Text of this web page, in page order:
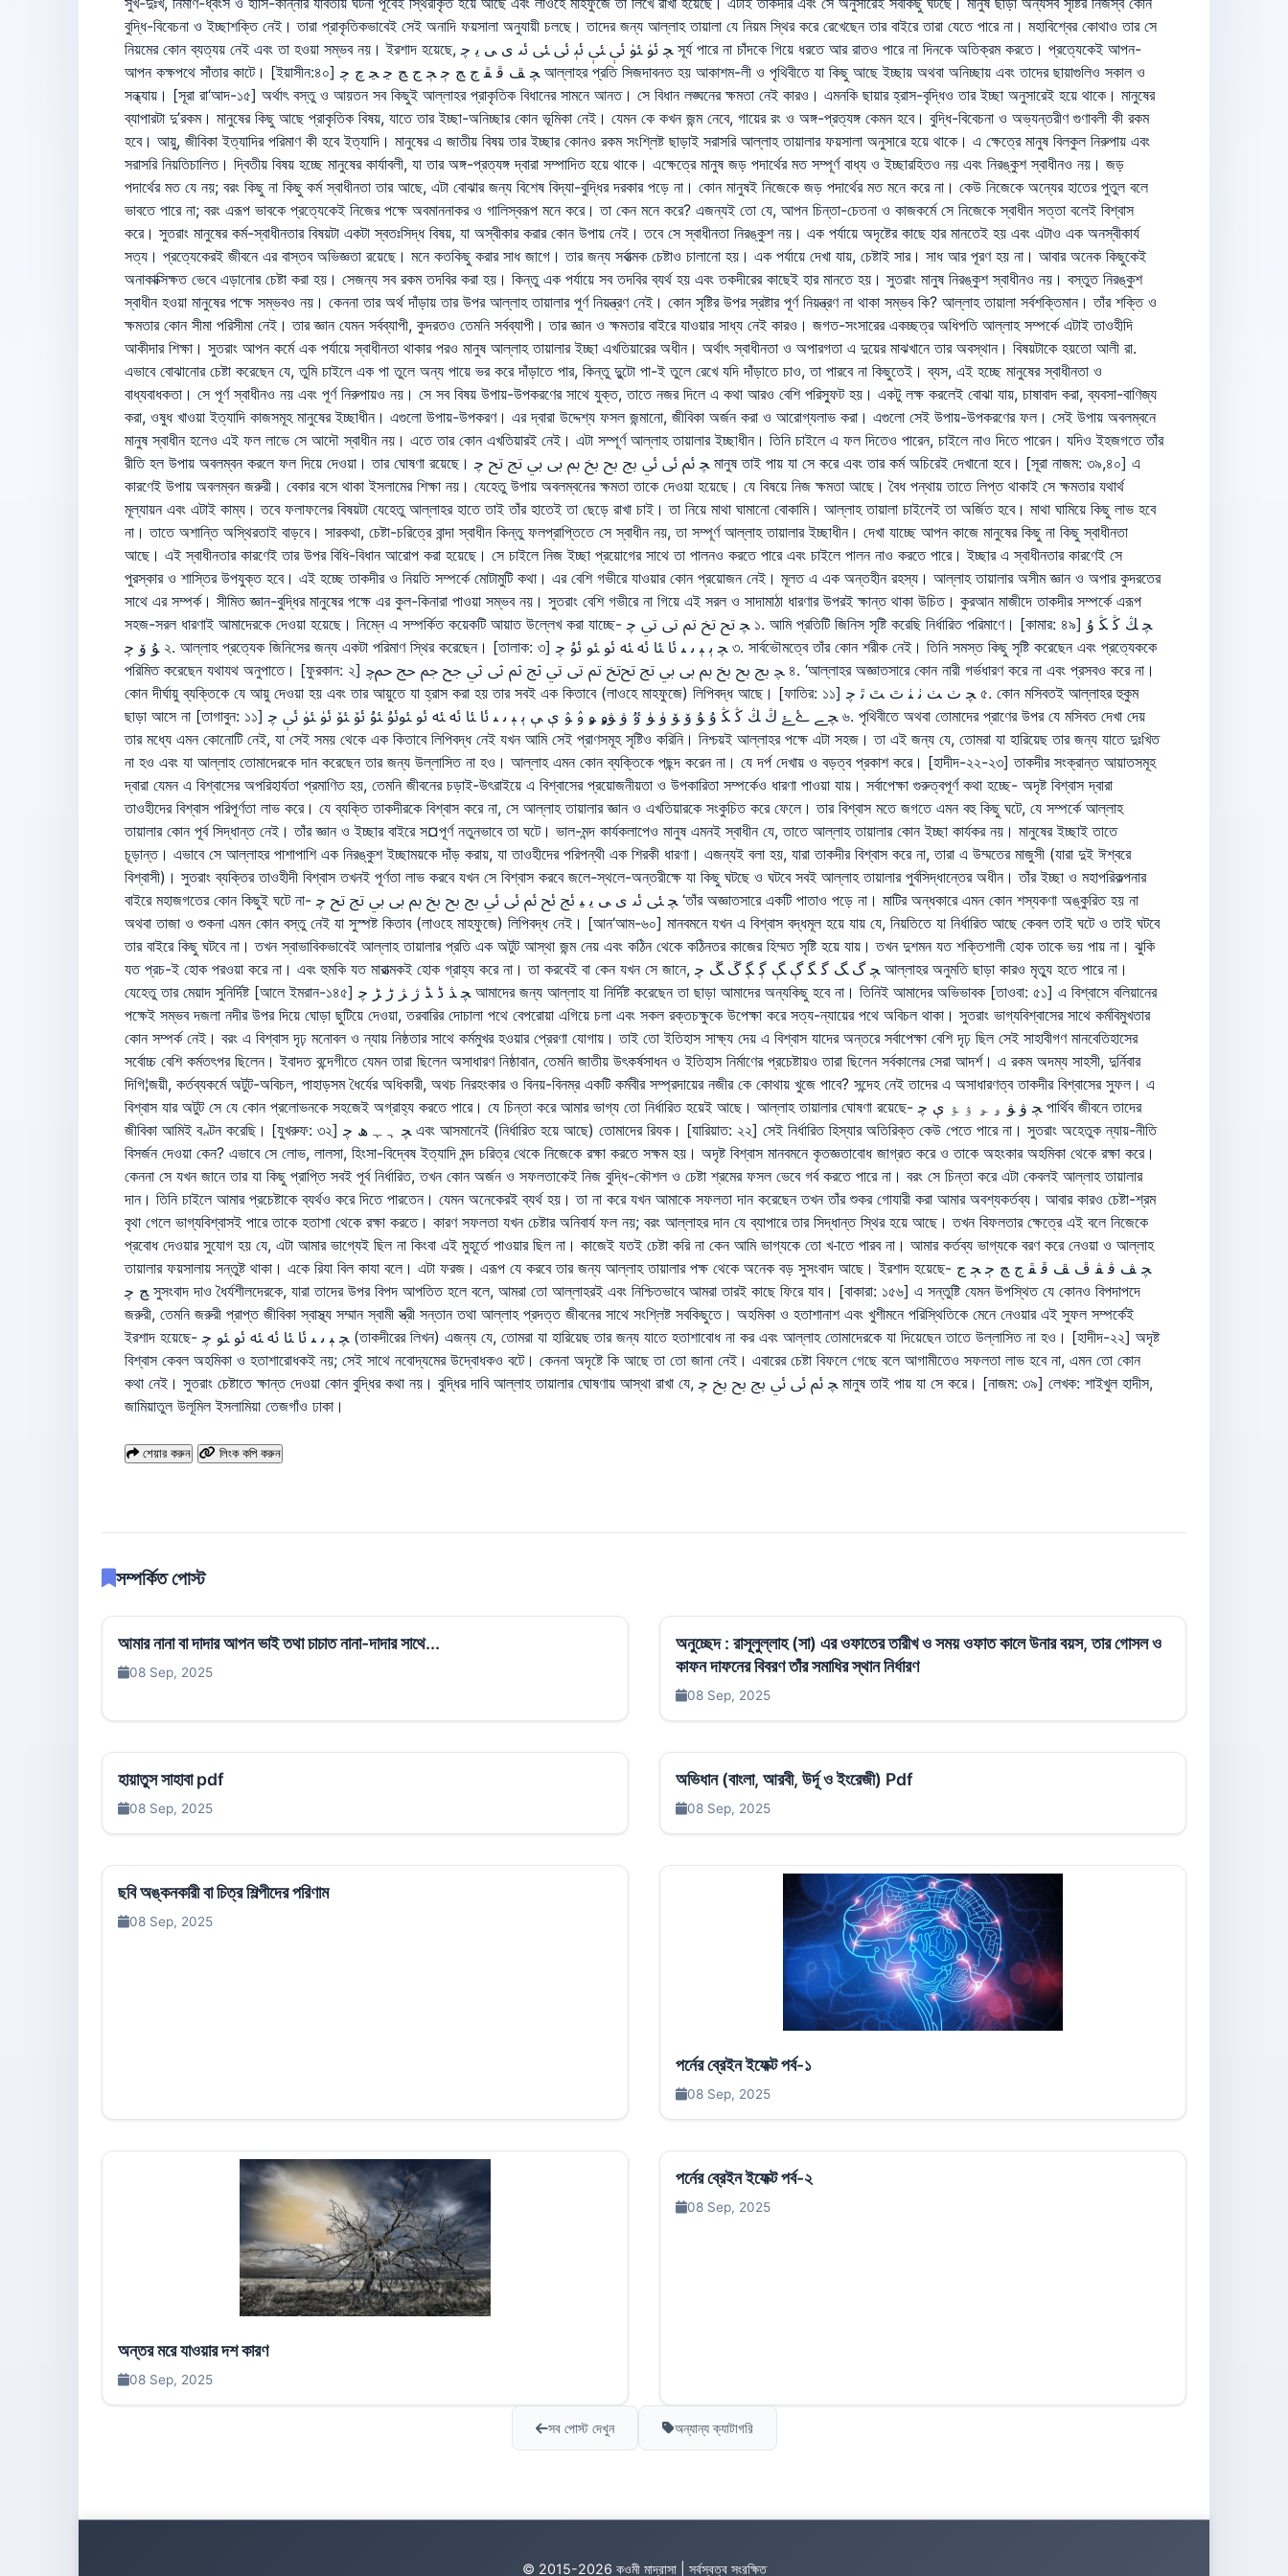
শেয়ার করুন লিংক কপি করুন
সম্পর্কিত পোস্ট
আমার নানা বা দাদার আপন ভাই তথা চাচাত নানা-দাদার সাথে...
08 Sep, 2025
অনুচ্ছেদ : রাসূলুল্লাহ (সা) এর ওফাতের তারীখ ও সময় ওফাত কালে উনার বয়স, তার গোসল ও
কাফন দাফনের বিবরণ তাঁর সমাধির স্থান নির্ধারণ
08 Sep, 2025
হায়াতুস সাহাবা pdf
08 Sep, 2025
অভিধান (বাংলা, আরবী, উর্দূ ও ইংরেজী) Pdf
08 Sep, 2025
ছবি অঙ্কনকারী বা চিত্র শিল্পীদের পরিণাম
08 Sep, 2025
পর্নের ব্রেইন ইফেক্ট পর্ব-১
08 Sep, 2025
অন্তর মরে যাওয়ার দশ কারণ
08 Sep, 2025
পর্নের ব্রেইন ইফেক্ট পর্ব-২
08 Sep, 2025
সব পোস্ট দেখুন অন্যান্য ক্যাটাগরি
© 2015-2026 কওমী মাদ্রাসা | সর্বস্বত্ব সংরক্ষিত